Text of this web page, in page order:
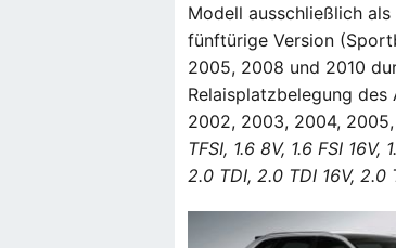
Modell ausschließlich
fünftürige Version
2005, 2008 und 2010
Relaisplatzbelegung
2002, 2003, 2004,
TFSI, 1.6 8V, 1.6 FSI
2.0 TDI, 2.0 TDI 16V, 2.0